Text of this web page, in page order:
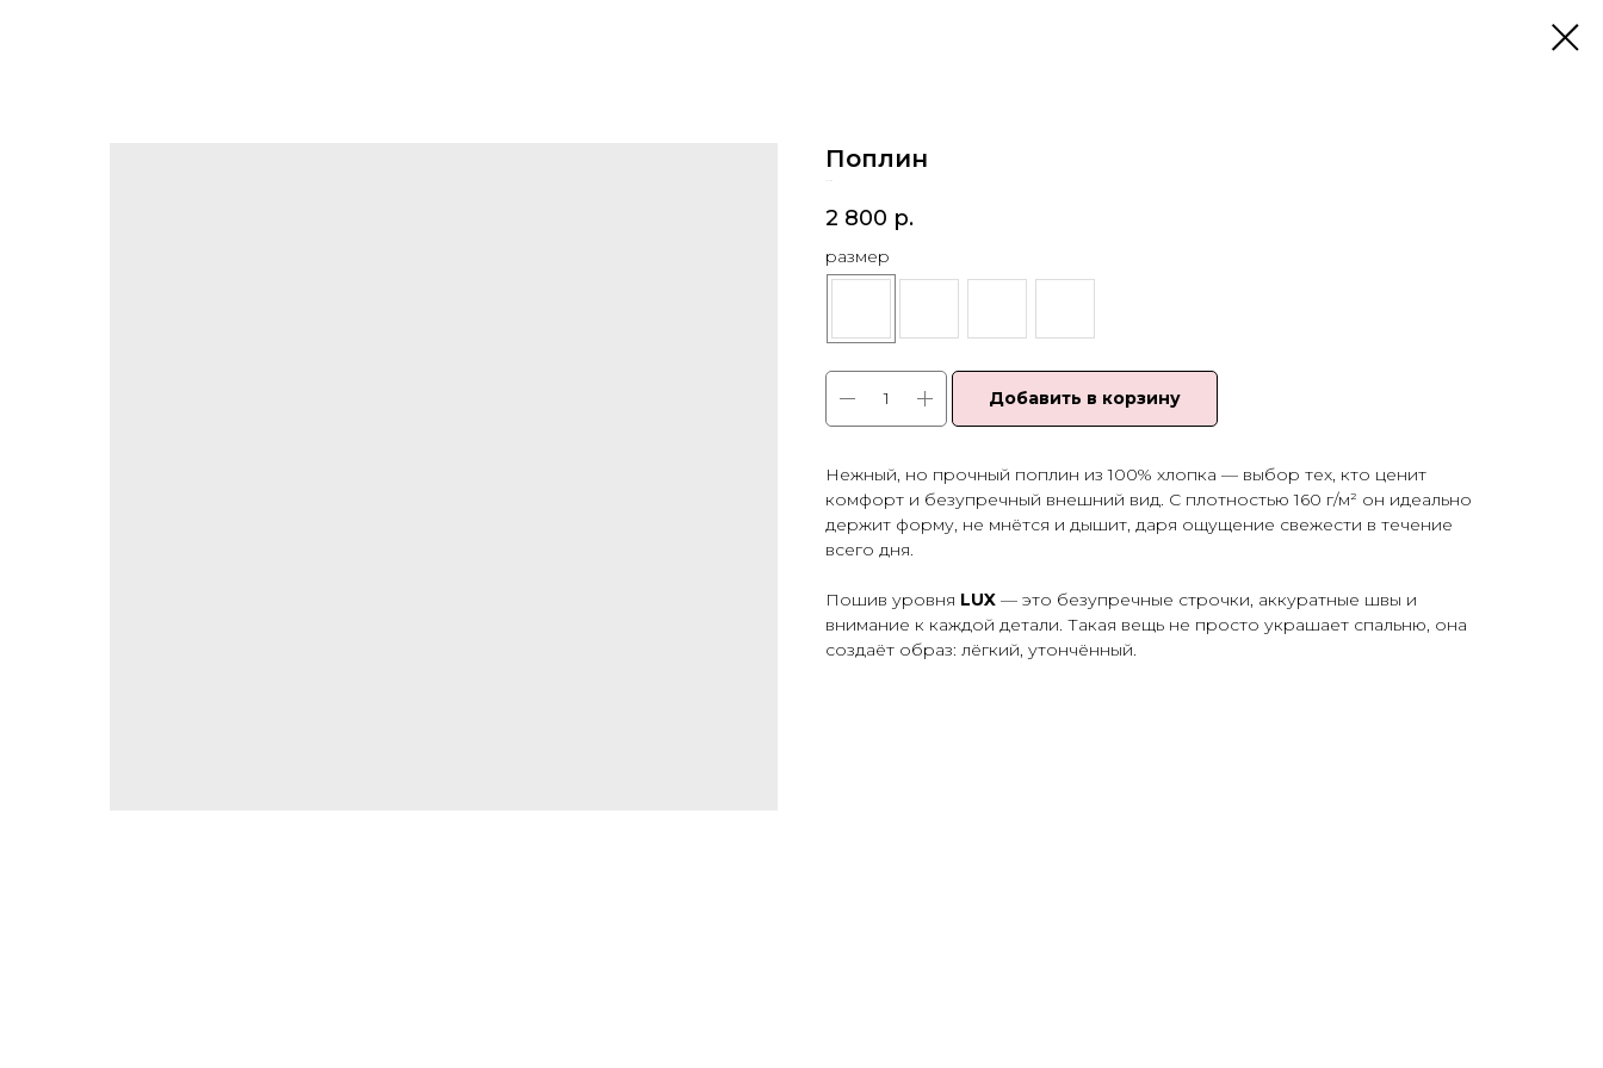
Поплин
2 800 р.
размер
Добавить в корзину
Нежный, но прочный поплин из 100% хлопка — выбор тех, кто ценит
комфорт и безупречный внешний вид. С плотностью 160 г/м² он идеально
держит форму, не мнётся и дышит, даря ощущение свежести в течение
всего дня.
Пошив уровня LUX — это безупречные строчки, аккуратные швы и
внимание к каждой детали. Такая вещь не просто украшает спальню, она
создаёт образ: лёгкий, утончённый.